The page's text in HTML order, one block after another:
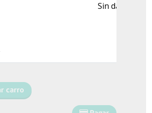
Sin datos
carro